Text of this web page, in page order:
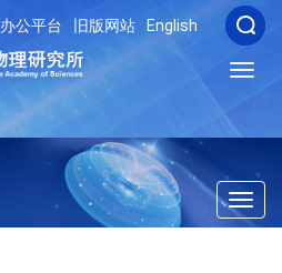
办公平台 旧版网站 English